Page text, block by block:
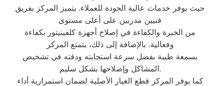
حيث يوفر خدمات عالية الجودة للعملاء. يتميز المركز بفريق
فنيين مدربين على أعلى مستوى
من الخبرة والكفاءة في إصلاح أجهزة كلفينيتور بكفاءة
وفعالية. بالإضافة إلى ذلك، يتمتع المركز
بسمعة طيبة بفضل سرعة استجابته ودقته في تشخيص
المشاكل وإصلاحها بشكل سليم.
كما يوفر المركز قطع الغيار الأصلية لضمان استمرارية أداء